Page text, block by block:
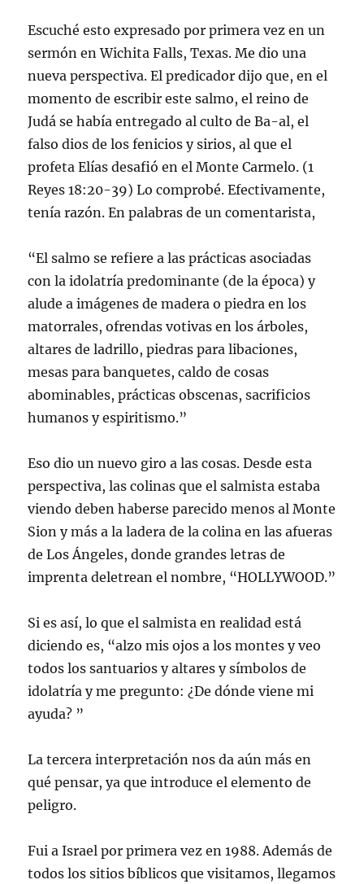
Escuché esto expresado por primera vez en un
sermón en Wichita Falls, Texas. Me dio una
nueva perspectiva. El predicador dijo que, en el
momento de escribir este salmo, el reino de
Judá se había entregado al culto de Ba-al, el
falso dios de los fenicios y sirios, al que el
profeta Elías desafió en el Monte Carmelo. (1
Reyes 18:20-39) Lo comprobé. Efectivamente,
tenía razón. En palabras de un comentarista,
“El salmo se refiere a las prácticas asociadas
con la idolatría predominante (de la época) y
alude a imágenes de madera o piedra en los
matorrales, ofrendas votivas en los árboles,
altares de ladrillo, piedras para libaciones,
mesas para banquetes, caldo de cosas
abominables, prácticas obscenas, sacrificios
humanos y espiritismo.”
Eso dio un nuevo giro a las cosas. Desde esta
perspectiva, las colinas que el salmista estaba
viendo deben haberse parecido menos al Monte
Sion y más a la ladera de la colina en las afueras
de Los Ángeles, donde grandes letras de
imprenta deletrean el nombre, “HOLLYWOOD.”
Si es así, lo que el salmista en realidad está
diciendo es, “alzo mis ojos a los montes y veo
todos los santuarios y altares y símbolos de
idolatría y me pregunto: ¿De dónde viene mi
ayuda? ”
La tercera interpretación nos da aún más en
qué pensar, ya que introduce el elemento de
peligro.
Fui a Israel por primera vez en 1988. Además de
todos los sitios bíblicos que visitamos, llegamos